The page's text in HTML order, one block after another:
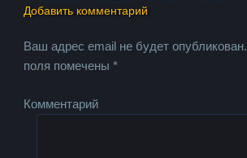
Добавить комментарий
Ваш адрес email не будет опубликован.
поля помечены*
Комментарий